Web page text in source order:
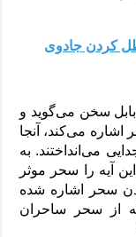
کردن جادوی
سخن می‌گوید و
اشاره می‌کند، آنجا
می‌انداختند. به
آیه را سحر موثر
سحر اشاره شده
اعراف که از سحر ساحران